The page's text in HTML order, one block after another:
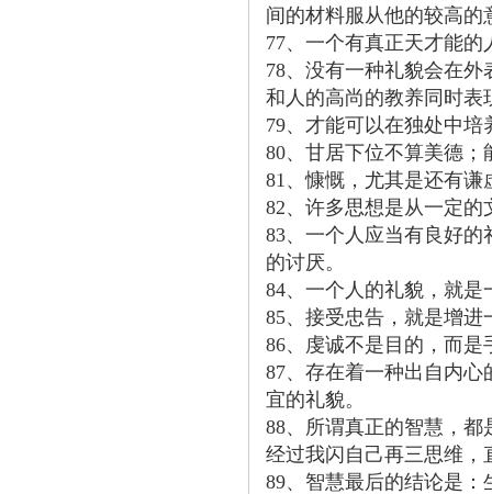
间的材料服从他的较高
77、一个有真正天才能
78、没有一种礼貌会在
和人的高尚的教养同时表
79、才能可以在独处中
80、甘居下位不算美德
81、慷慨，尤其是还有
82、许多思想是从一定
83、一个人应当有良好
的讨厌。
84、一个人的礼貌，就
85、接受忠告，就是增进
86、虔诚不是目的，而
87、存在着一种出自内
宜的礼貌。
88、所谓真正的智慧，
经过我闪自己再三思维，
89、智慧最后的结论是